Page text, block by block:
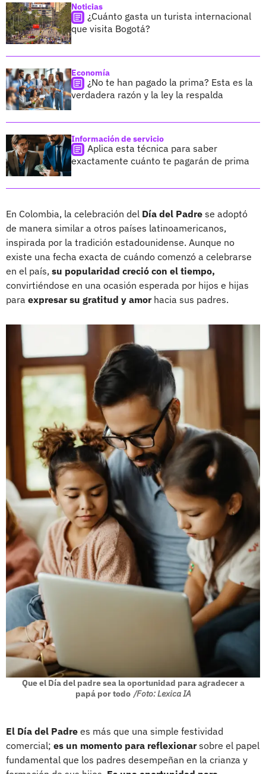
Noticias
¿Cuánto gasta un turista internacional
que visita Bogotá?
Economía
¿No te han pagado la prima? Esta es la
verdadera razón y la ley la respalda
Información de servicio
Aplica esta técnica para saber
exactamente cuánto te pagarán de prima
En Colombia, la celebración del Día del Padre se adoptó
de manera similar a otros países latinoamericanos,
inspirada por la tradición estadounidense. Aunque no
existe una fecha exacta de cuándo comenzó a celebrarse
en el país, su popularidad creció con el tiempo,
convirtiéndose en una ocasión esperada por hijos e hijas
para expresar su gratitud y amorhacia sus padres.
Que el Día del padre sea la oportunidad para agradecer a
papá por todo /Foto: Lexica IA
El Día del Padre es más que una simple festividad
comercial; es un momento para reflexionarsobre el papel
fundamental que los padres desempeñan en la crianza y